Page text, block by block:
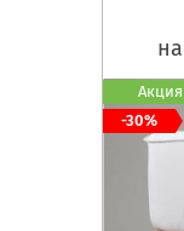
Акция
-30%